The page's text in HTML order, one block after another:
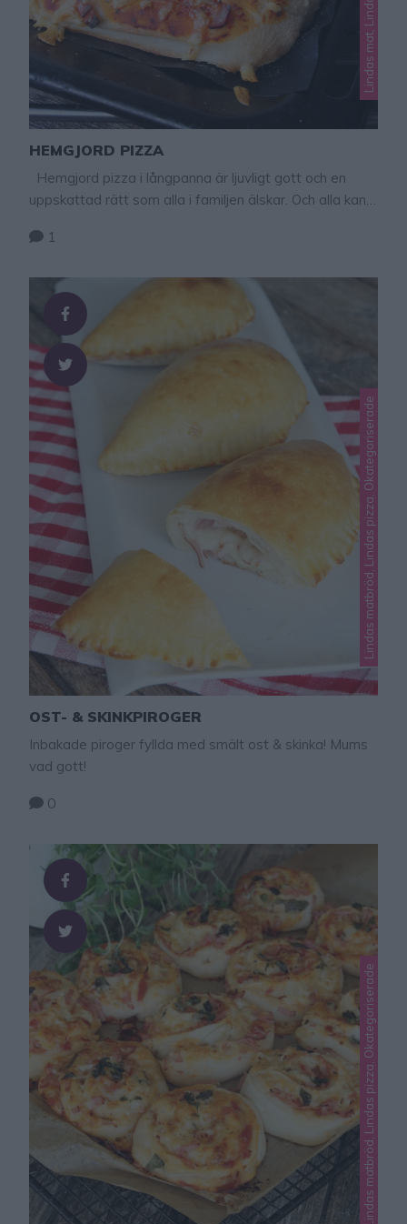
HEMGJORD PIZZA
Hemgjord pizza i långpanna är ljuvligt gott och en
uppskattad rätt som alla i familjen älskar. Och alla kan
Gör hemgjord calzone – klicka här för recept! Hemgjord
rapsolja 15–16 dl …
1
Lindas matbröd, Lindas pizza, Okategoriserade
OST- & SKINKPIROGER
Inbakade piroger fyllda med smält ost & skinka! Mums
vad gott!
0
Lindas matbröd, Lindas pizza, Okategoriserade